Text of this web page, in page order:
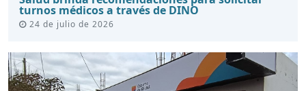
turnos médicos a través de DINO
24 de julio de 2026